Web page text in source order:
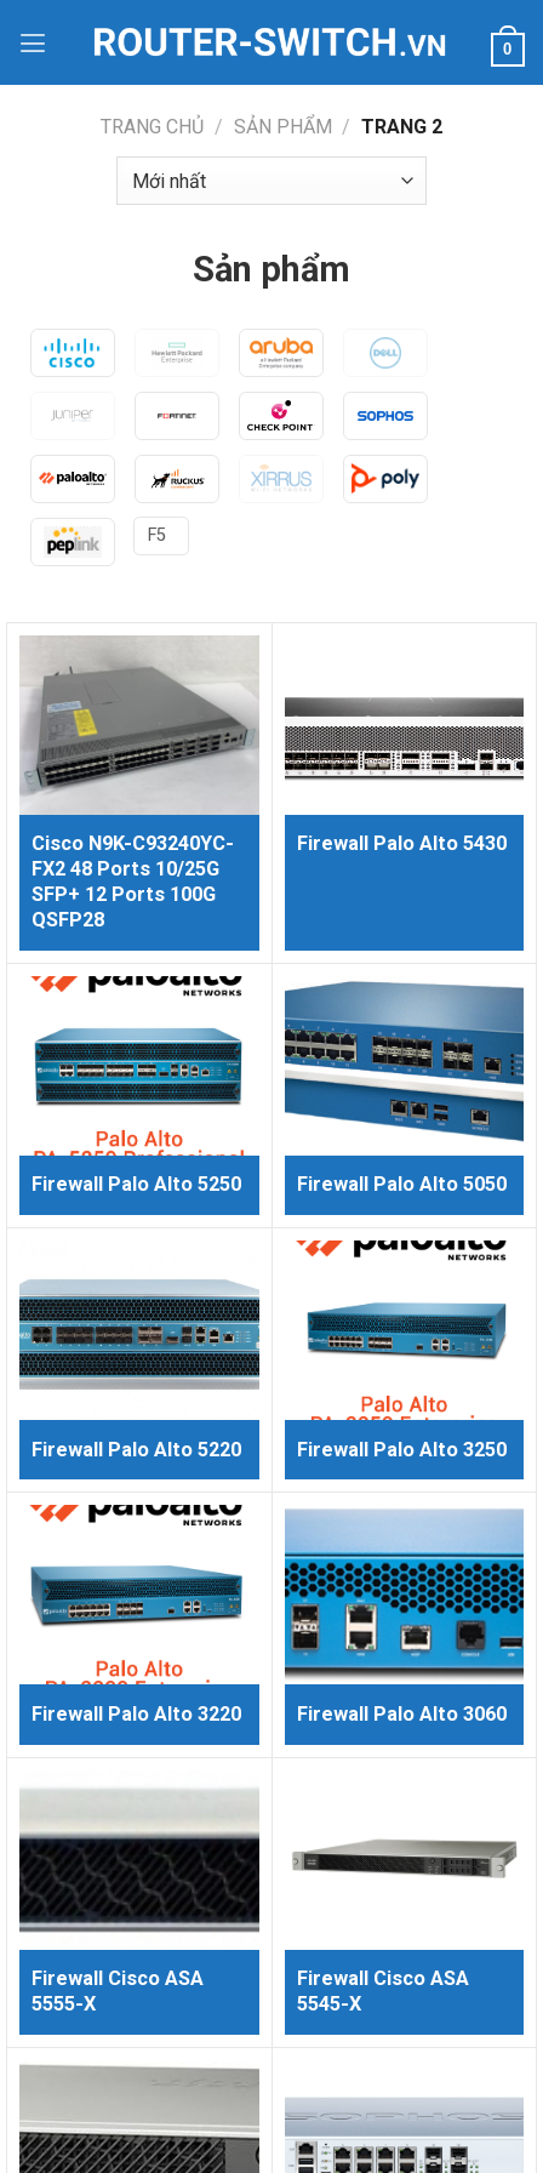
qua
0
TRANG CHỦ / SẢN PHẨM / TRANG 2
Sản phẩm
F5
Cisco N9K-C93240YC-
FX2 48 Ports 10/25G
SFP+ 12 Ports 100G
QSFP28
Firewall Palo Alto 5430
Firewall Palo Alto 5250 Firewall Palo Alto 5050
Firewall Palo Alto 5220 Firewall Palo Alto 3250
Firewall Palo Alto 3220 Firewall Palo Alto 3060
Firewall Cisco ASA
5555-X
Firewall Cisco ASA
5545-X